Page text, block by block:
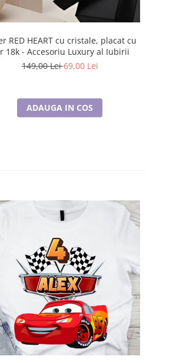
cu
18k - Accesoriu Luxury al Iubirii
149,00 Lei69,00 Lei
ADAUGA IN COS